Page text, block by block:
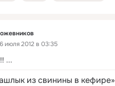
июля 2012 в 03:35
...
из свинины в кефире»